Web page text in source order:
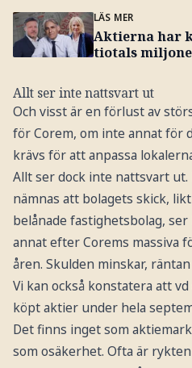
LÄS MER
Aktierna har
tiotals
Allt ser inte nattsvart ut
Och visst är en förlust av
för Corem, om inte annat för
krävs för att anpassa
Allt ser dock inte nattsvart ut.
nämnas att bolagets skick,
belånade fastighetsbolag,
annat efter Corems massiva
åren. Skulden minskar, räntan
Vi kan också konstatera att
köpt aktier under hela
Det finns inget som
som osäkerhet. Ofta är